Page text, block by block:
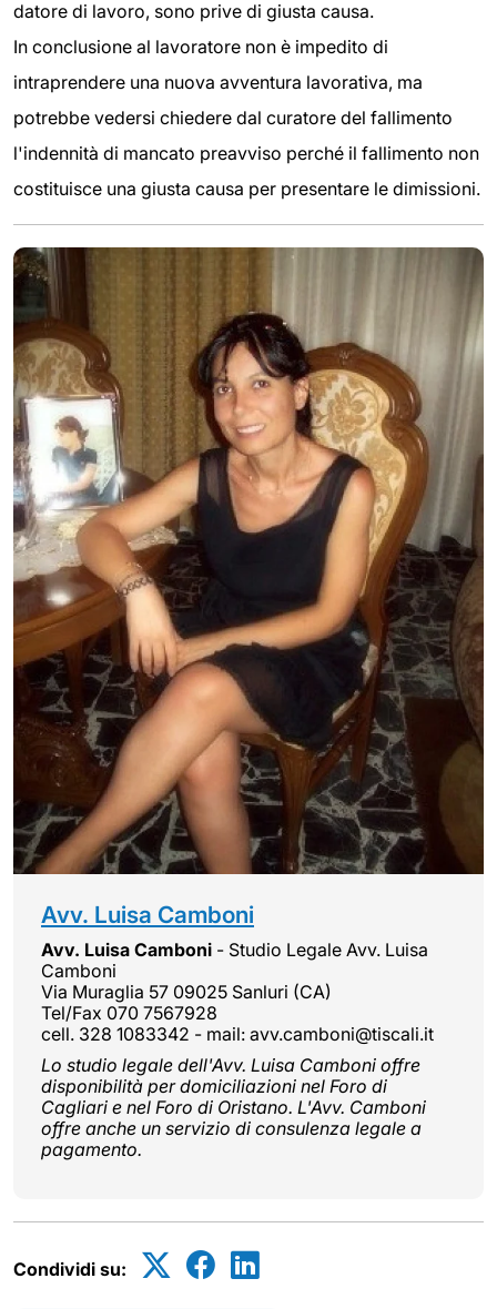
datore di lavoro, sono prive di giusta causa.
In conclusione al lavoratore non è impedito di
intraprendere una nuova avventura lavorativa, ma
potrebbe vedersi chiedere dal curatore del fallimento
l'indennità di mancato preavviso perché il fallimento non
costituisce una giusta causa per presentare le dimissioni.
Avv. Luisa Camboni
Avv. Luisa Camboni - Studio Legale Avv. Luisa
Camboni
Via Muraglia 57 09025 Sanluri (CA)
Tel/Fax 070 7567928
cell. 328 1083342 - mail: avv.camboni@tiscali.it
Lo studio legale dell'Avv. Luisa Camboni offre
disponibilità per domiciliazioni nel Foro di
Cagliari e nel Foro di Oristano. L'Avv. Camboni
offre anche un servizio di consulenza legale a
pagamento.
Condividi su: